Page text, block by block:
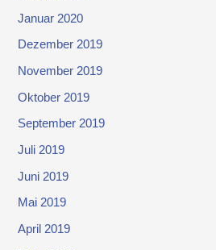
Januar 2020
Dezember 2019
November 2019
Oktober 2019
September 2019
Juli 2019
Juni 2019
Mai 2019
April 2019